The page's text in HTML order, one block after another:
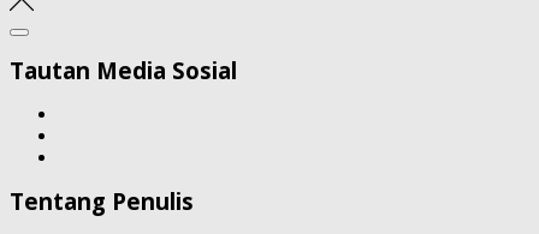
Tautan Media Sosial
Tentang Penulis